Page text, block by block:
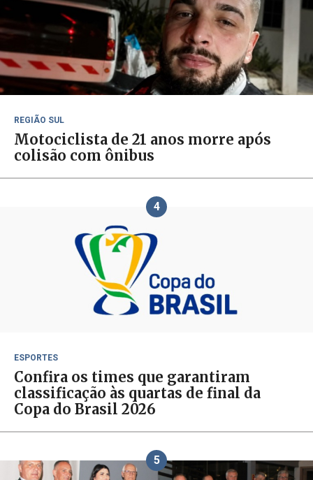
REGIÃO SUL
Motociclista de 21 anos morre após
colisão com ônibus
4
ESPORTES
Confira os times que garantiram
classificação às quartas de final da
Copa do Brasil 2026
5